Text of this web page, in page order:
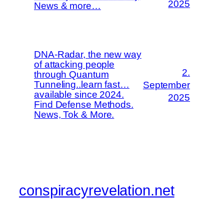
News & more…
2025
DNA-Radar, the new way
of attacking people
through Quantum
Tunneling..learn fast…
available since 2024.
Find Defense Methods.
News, Tok & More.
2.
September
2025
conspiracyrevelation.net